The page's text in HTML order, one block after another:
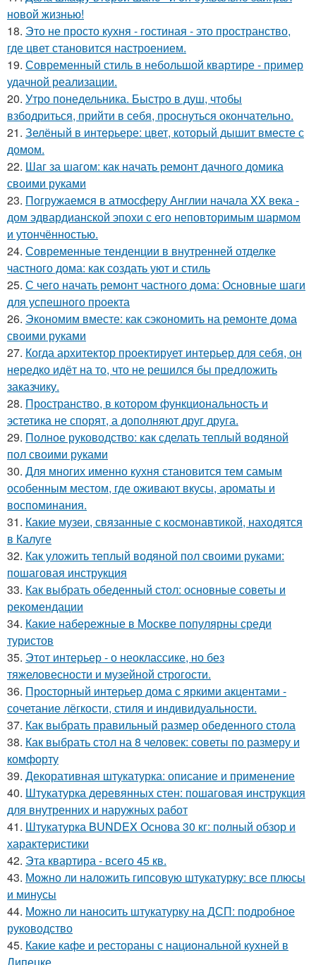
новой жизнью!
18. Это не просто кухня - гостиная - это пространство,
где цвет становится настроением.
19. Современный стиль в небольшой квартире - пример
удачной реализации.
20. Утро понедельника. Быстро в душ, чтобы
взбодриться, прийти в себя, проснуться окончательно.
21. Зелёный в интерьере: цвет, который дышит вместе с
домом.
22. Шаг за шагом: как начать ремонт дачного домика
своими руками
23. Погружаемся в атмосферу Англии начала XX века -
дом эдвардианской эпохи с его неповторимым шармом
и утончённостью.
24. Современные тенденции в внутренней отделке
частного дома: как создать уют и стиль
25. С чего начать ремонт частного дома: Основные шаги
для успешного проекта
26. Экономим вместе: как сэкономить на ремонте дома
своими руками
27. Когда архитектор проектирует интерьер для себя, он
нередко идёт на то, что не решился бы предложить
заказчику.
28. Пространство, в котором функциональность и
эстетика не спорят, а дополняют друг друга.
29. Полное руководство: как сделать теплый водяной
пол своими руками
30. Для многих именно кухня становится тем самым
особенным местом, где оживают вкусы, ароматы и
воспоминания.
31. Какие музеи, связанные с космонавтикой, находятся
в Калуге
32. Как уложить теплый водяной пол своими руками:
пошаговая инструкция
33. Как выбрать обеденный стол: основные советы и
рекомендации
34. Какие набережные в Москве популярны среди
туристов
35. Этот интерьер - о неоклассике, но без
тяжеловесности и музейной строгости.
36. Просторный интерьер дома с яркими акцентами -
сочетание лёгкости, стиля и индивидуальности.
37. Как выбрать правильный размер обеденного стола
38. Как выбрать стол на 8 человек: советы по размеру и
комфорту
39. Декоративная штукатурка: описание и применение
40. Штукатурка деревянных стен: пошаговая инструкция
для внутренних и наружных работ
41. Штукатурка BUNDEX Основа 30 кг: полный обзор и
характеристики
42. Эта квартира - всего 45 кв.
43. Можно ли наложить гипсовую штукатурку: все плюсы
и минусы
44. Можно ли наносить штукатурку на ДСП: подробное
руководство
45. Какие кафе и рестораны с национальной кухней в